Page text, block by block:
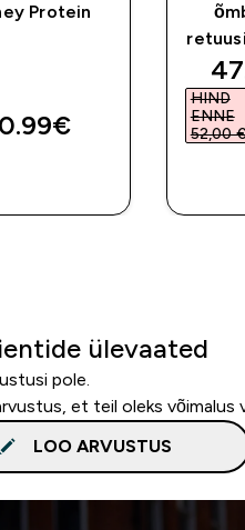
Protein
HIND
ENNE
52,00
ülevaated
pole.
et teil oleks võimalus
LOO ARVUSTUS